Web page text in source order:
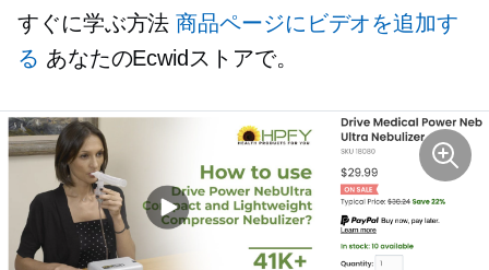
すぐに学ぶ方法商品ページにビデオを追加す
る あなたのEcwidストアで。